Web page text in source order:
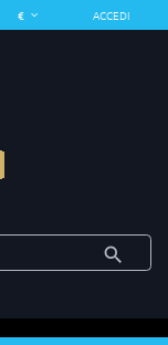
ACCEDI